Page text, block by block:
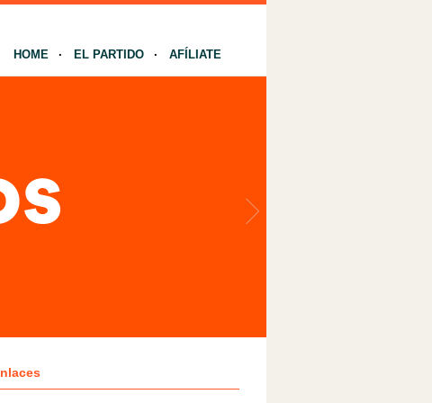
HOME EL PARTIDO AFÍLIATE